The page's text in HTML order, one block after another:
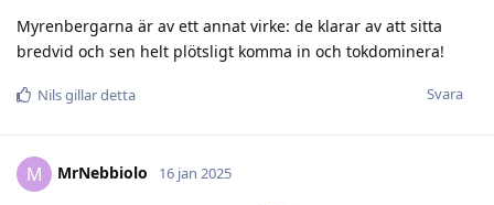
Myrenbergarna är av ett annat virke: de klarar av att sitta
bredvid och sen helt plötsligt komma in och tokdominera!
Svara
Nilsgillar detta
M MrNebbiolo 16 jan 2025